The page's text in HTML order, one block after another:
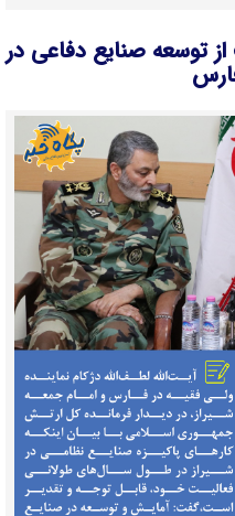
صنایع دفاعی در